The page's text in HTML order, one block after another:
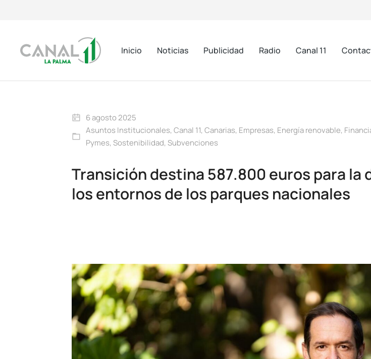
Inicio Noticias Publicidad Radio Canal 11
6 agosto 2025
Asuntos Institucionales, Canal 11, Canarias, Empresas, Energía renovable,
Pymes, Sostenibilidad, Subvenciones
Transición destina 587.800 euros para
los entornos de los parques nacionales